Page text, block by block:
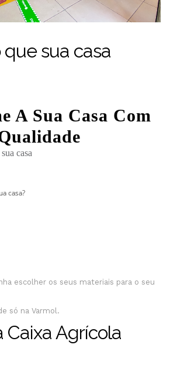
sua casa
A Sua Casa Com
casa
casa?
escolher os seus materiais para o seu
só na Varmol.
Caixa Agrícola